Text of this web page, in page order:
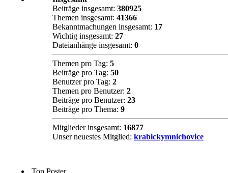
Beiträge insgesamt: 380925
Themen insgesamt: 41366
Bekanntmachungen insgesamt: 17
Wichtig insgesamt: 27
Dateianhänge insgesamt: 0
Themen pro Tag: 5
Beiträge pro Tag: 50
Benutzer pro Tag: 2
Themen pro Benutzer: 2
Beiträge pro Benutzer: 23
Beiträge pro Thema: 9
Mitglieder insgesamt: 16877
Unser neuestes Mitglied: krabickymnichovice